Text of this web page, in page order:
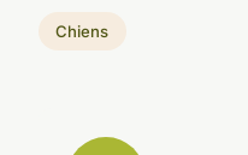
Chiens